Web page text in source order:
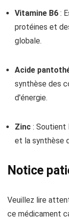
Vitamine B6 :
protéines et
globale.
Acide
synthèse des
d'énergie.
Zinc : Soutient
et la synthèse
Notice
Veuillez lire
ce médicament